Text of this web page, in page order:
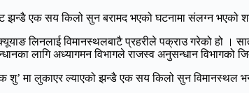
झन्डै एक सय किलो सुन बरामद भएको घटनामा संलग्न भएको
लिनलाई विमानस्थलबाटै प्रहरीले पक्राउ गरेको हो
लागि अध्यागमन विभागले राजस्व अनुसन्धान विभागको
मा लुकाएर ल्याएको झन्डै एक सय किलो सुन विमानस्थल